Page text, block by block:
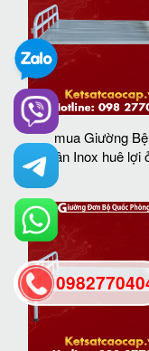
mua Giường
Nhân Inox huê lợi